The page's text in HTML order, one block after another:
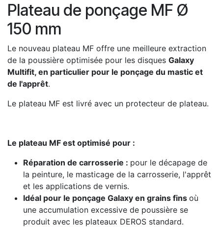
Plateau de ponçage MF Ø
150 mm
Le nouveau plateau MF offre une meilleure extraction
de la poussière optimisée pour les disques Galaxy
Multifit, en particulier pour le ponçage du mastic et
de l'apprêt.
Le plateau MF est livré avec un protecteur de plateau.
Le plateau MF est optimisé pour :
Réparation de carrosserie : pour le décapage de
la peinture, le masticage de la carrosserie, l'apprêt
et les applications de vernis.
Idéal pour le ponçage Galaxy en grains fins où
une accumulation excessive de poussière se
produit avec les plateaux DEROS standard.